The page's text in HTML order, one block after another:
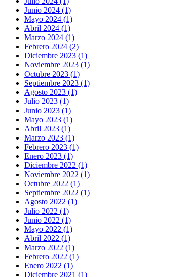
Junio 2024 (1)
Mayo 2024 (1)
Abril 2024 (1)
Marzo 2024 (1)
Febrero 2024 (2)
Diciembre 2023 (1)
Noviembre 2023 (1)
Octubre 2023 (1)
Septiembre 2023 (1)
Agosto 2023 (1)
Julio 2023 (1)
Junio 2023 (1)
Mayo 2023 (1)
Abril 2023 (1)
Marzo 2023 (1)
Febrero 2023 (1)
Enero 2023 (1)
Diciembre 2022 (1)
Noviembre 2022 (1)
Octubre 2022 (1)
Septiembre 2022 (1)
Agosto 2022 (1)
Julio 2022 (1)
Junio 2022 (1)
Mayo 2022 (1)
Abril 2022 (1)
Marzo 2022 (1)
Febrero 2022 (1)
Enero 2022 (1)
Diciembre 2021 (1)